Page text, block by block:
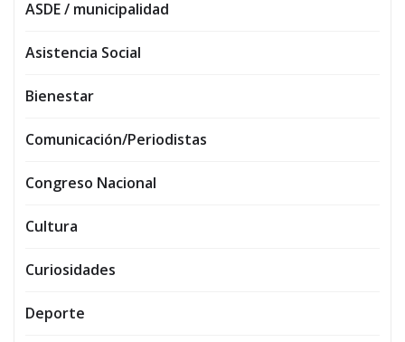
ASDE / municipalidad
Asistencia Social
Bienestar
Comunicación/Periodistas
Congreso Nacional
Cultura
Curiosidades
Deporte